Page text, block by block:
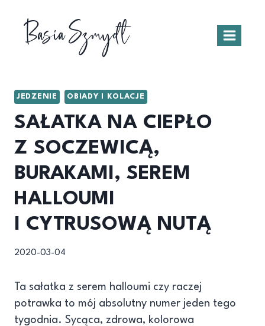
treściBasia Szmydt
JEDZENIE OBIADY I KOLACJE
SAŁATKA NA CIEPŁO
Z SOCZEWICĄ,
BURAKAMI, SEREM
HALLOUMI
I CYTRUSOWĄ NUTĄ
2020-03-04
Ta sałatka z serem halloumi czy raczej
potrawka to mój absolutny numer jeden tego
tygodnia. Sycąca, zdrowa, kolorowa